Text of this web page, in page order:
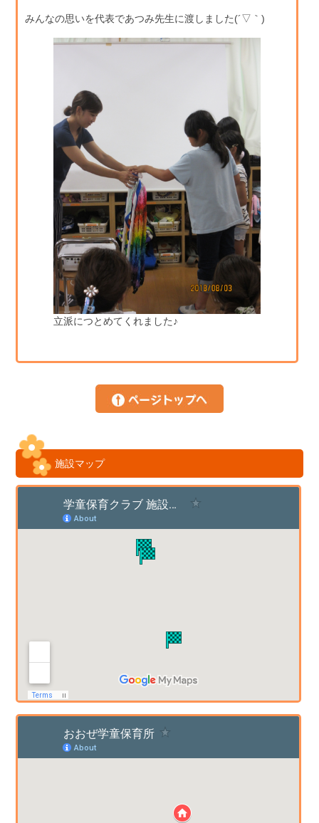
みんなの思いを代表であつみ先生に渡しました(´▽｀)
立派につとめてくれました♪
施設マップ